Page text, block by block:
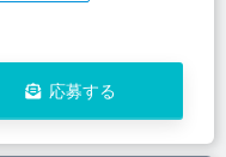
応募する